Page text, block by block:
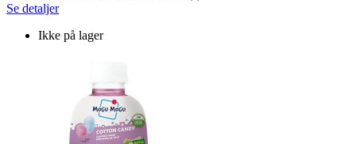
Se detaljer
Ikke på lager